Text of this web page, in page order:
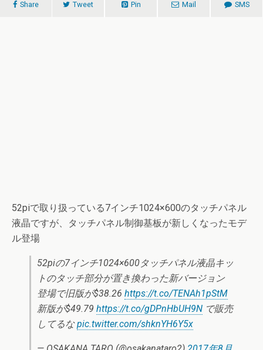
Share Tweet Pin Mail SMS
52piで取り扱っている7インチ1024×600のタッチパネル
液晶ですが、タッチパネル制御基板が新しくなったモデ
ル登場
52piの7インチ1024×600タッチパネル液晶キッ
トのタッチ部分が置き換わった新バージョン
登場で旧版が$38.26 https://t.co/TENAh1pStM
新版が$49.79 https://t.co/gDPnHbUH9N で販売
してるなpic.twitter.com/shknYH6Y5x